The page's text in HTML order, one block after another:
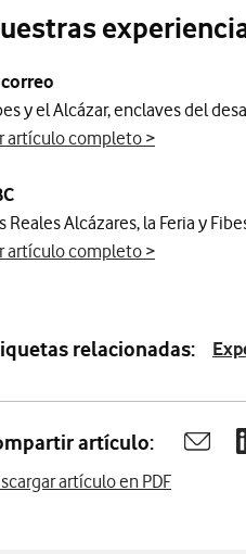
y el Alcázar, enclaves del
artículo completo >
Reales Alcázares, la Feria y
artículo completo >
relacionadas:
artículo: Abrir
artículo en PDF